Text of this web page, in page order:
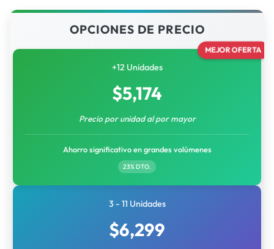
OPCIONES DE PRECIO
MEJOR OFERTA
+12 Unidades
$5,174
Precio por unidad al por mayor
Ahorro significativo en grandes volúmenes
23% DTO.
3 - 11 Unidades
$6,299